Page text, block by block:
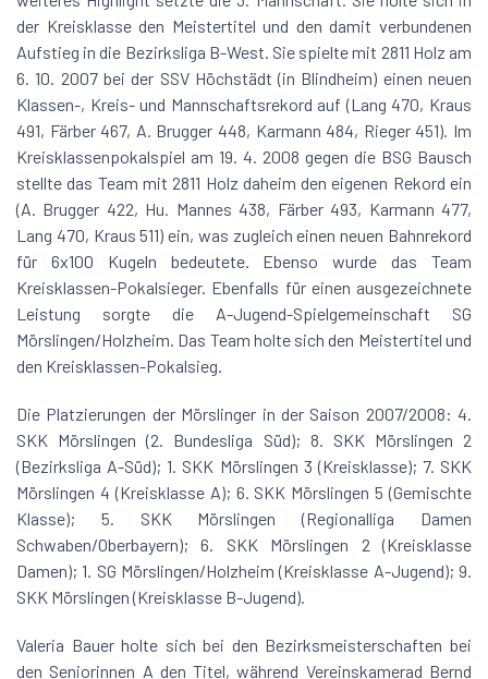
der Kreisklasse den Meistertitel und den damit verbundenen
Aufstieg in die Bezirksliga B-West. Sie spielte mit 2811 Holz am
6. 10. 2007 bei der SSV Höchstädt (in Blindheim) einen neuen
Klassen-, Kreis- und Mannschaftsrekord auf (Lang 470, Kraus
491, Färber 467, A. Brugger 448, Karmann 484, Rieger 451). Im
Kreisklassenpokalspiel am 19. 4. 2008 gegen die BSG Bausch
stellte das Team mit 2811 Holz daheim den eigenen Rekord ein
(A. Brugger 422, Hu. Mannes 438, Färber 493, Karmann 477,
Lang 470, Kraus 511) ein, was zugleich einen neuen Bahnrekord
für 6x100 Kugeln bedeutete. Ebenso wurde das Team
Kreisklassen-Pokalsieger. Ebenfalls für einen ausgezeichnete
Leistung sorgte die A-Jugend-Spielgemeinschaft SG
Mörslingen/Holzheim. Das Team holte sich den Meistertitel und
den Kreisklassen-Pokalsieg.
Die Platzierungen der Mörslinger in der Saison 2007/2008: 4.
SKK Mörslingen (2. Bundesliga Süd); 8. SKK Mörslingen 2
(Bezirksliga A-Süd); 1. SKK Mörslingen 3 (Kreisklasse); 7. SKK
Mörslingen 4 (Kreisklasse A); 6. SKK Mörslingen 5 (Gemischte
Klasse); 5. SKK Mörslingen (Regionalliga Damen
Schwaben/Oberbayern); 6. SKK Mörslingen 2 (Kreisklasse
Damen); 1. SG Mörslingen/Holzheim (Kreisklasse A-Jugend); 9.
SKK Mörslingen (Kreisklasse B-Jugend).
Valeria Bauer holte sich bei den Bezirksmeisterschaften bei
den Seniorinnen A den Titel, während Vereinskamerad Bernd